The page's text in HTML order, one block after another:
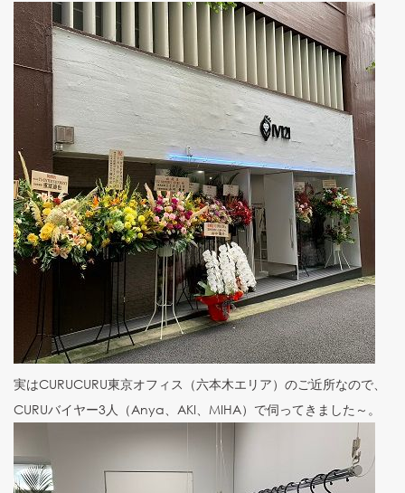
実はCURUCURU東京オフィス（六本木エリア）のご近所なので、
CURUバイヤー3人（Anya、AKI、MIHA）で伺ってきました～。